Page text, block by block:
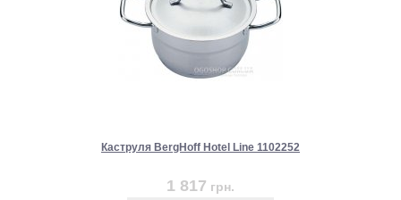
Каструля BergHoff Hotel Line 1102252
1 817 грн.